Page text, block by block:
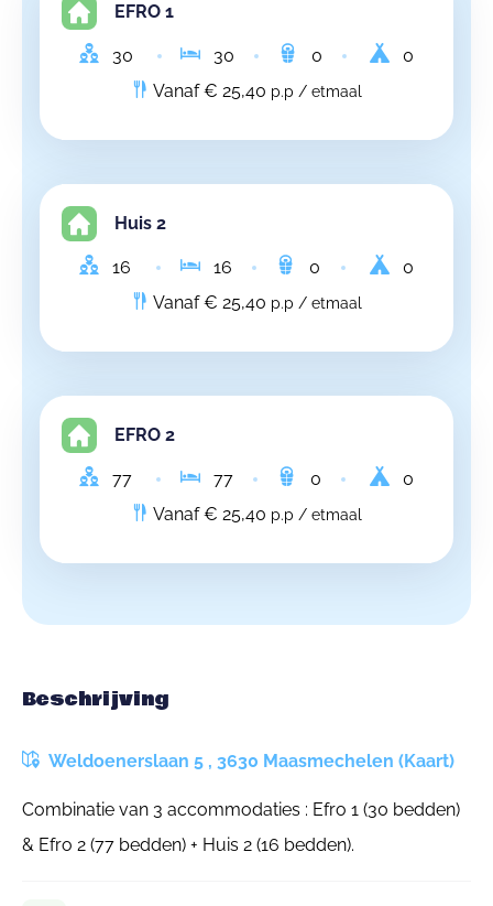
EFRO 1
30 30 0
0
Vanaf € 25,40 p.p / etmaal
Huis 2
16 16 0
0
Vanaf € 25,40 p.p / etmaal
EFRO 2
77 77 0
0
Vanaf € 25,40 p.p / etmaal
Beschrijving
Weldoenerslaan 5 , 3630 Maasmechelen (Kaart)
Combinatie van 3 accommodaties : Efro 1 (30 bedden)
& Efro 2 (77 bedden) + Huis 2 (16 bedden).